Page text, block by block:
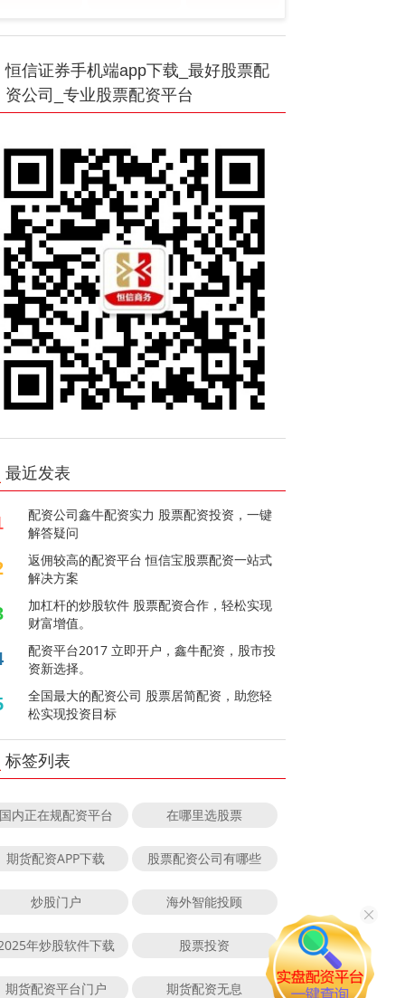
恒信证券手机端app下载_最好股票配
资公司_专业股票配资平台
最近发表
配资公司鑫牛配资实力 股票配资投资，一键
解答疑问
返佣较高的配资平台 恒信宝股票配资一站式
解决方案
加杠杆的炒股软件 股票配资合作，轻松实现
财富增值。
配资平台2017 立即开户，鑫牛配资，股市投
资新选择。
全国最大的配资公司 股票居简配资，助您轻
松实现投资目标
标签列表
内正在规配资平台 在哪里选股票
期货配资APP下载 股票配资公司有哪些
炒股门户 海外智能投顾
年炒股软件下载 股票投资
期货配资平台门户 期货配资无息